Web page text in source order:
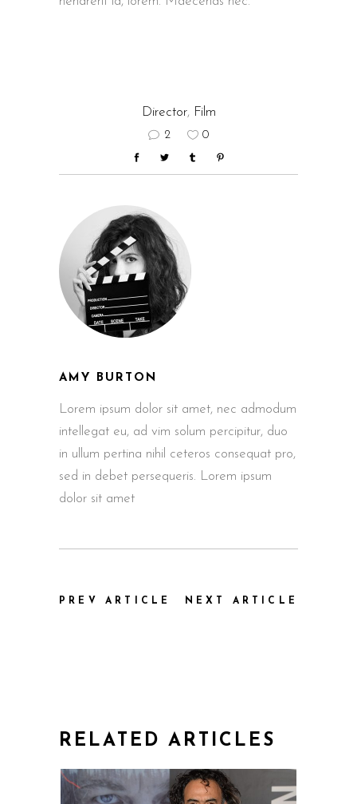
Director, Film
2 0
AMY BURTON
Lorem ipsum dolor sit amet, nec admodum
intellegat eu, ad vim solum percipitur, duo
in ullum pertina nihil ceteros consequat pro,
sed in debet persequeris. Lorem ipsum
dolor sit amet
PREV ARTICLE NEXT ARTICLE
RELATED ARTICLES